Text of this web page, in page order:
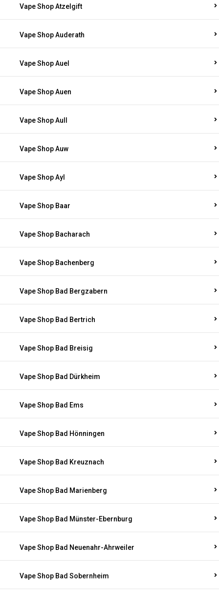
Vape Shop Atzelgift
Vape Shop Auderath
Vape Shop Auel
Vape Shop Auen
Vape Shop Aull
Vape Shop Auw
Vape Shop Ayl
Vape Shop Baar
Vape Shop Bacharach
Vape Shop Bachenberg
Vape Shop Bad Bergzabern
Vape Shop Bad Bertrich
Vape Shop Bad Breisig
Vape Shop Bad Dürkheim
Vape Shop Bad Ems
Vape Shop Bad Hönningen
Vape Shop Bad Kreuznach
Vape Shop Bad Marienberg
Vape Shop Bad Münster-Ebernburg
Vape Shop Bad Neuenahr-Ahrweiler
Vape Shop Bad Sobernheim